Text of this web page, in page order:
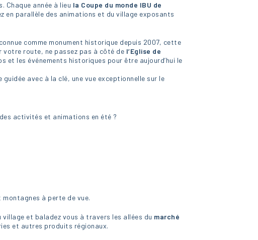
Chaque année à lieu la Coupe du monde IBU de
en parallèle des animations et du village exposants
comme monument historique depuis 2007, cette
votre route, ne passez pas à côté de l’Eglise de
les événements historiques pour être aujourd’hui le
guidée avec à la clé, une vue exceptionnelle sur le
activités et animations en été ?
à perte de vue.
et baladez vous à travers les allées du marché
et autres produits régionaux.